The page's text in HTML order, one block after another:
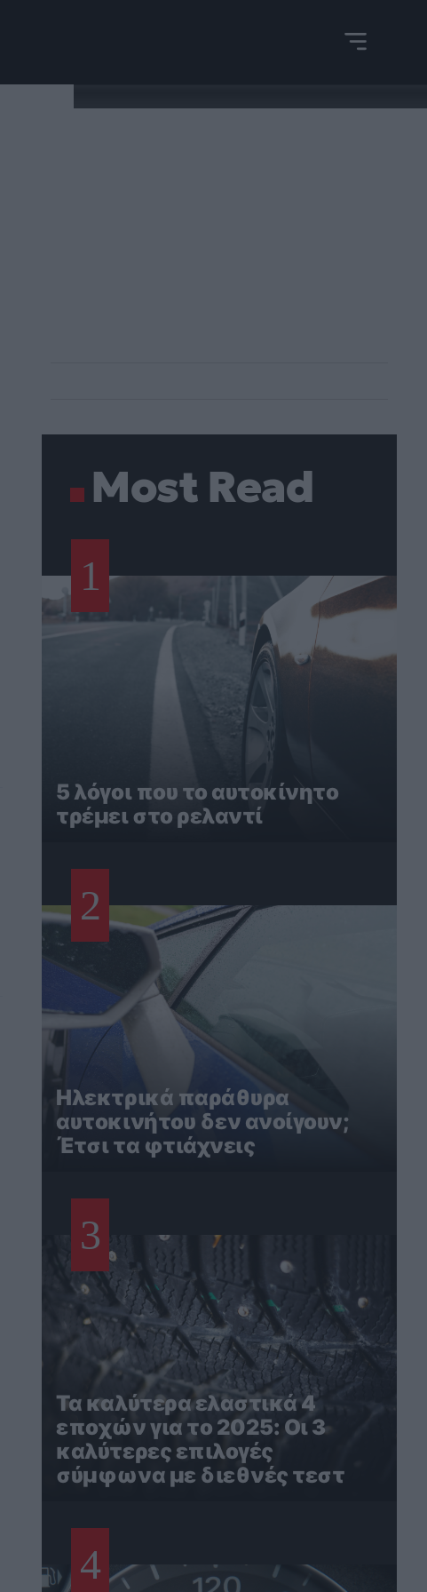
Most Read
1
5 λόγοι που το αυτοκίνητο
τρέμει στο ρελαντί
2
Ηλεκτρικά παράθυρα
αυτοκινήτου δεν ανοίγουν;
Έτσι τα φτιάχνεις
3
Τα καλύτερα ελαστικά 4
εποχών για το 2025: Οι 3
καλύτερες επιλογές
σύμφωνα με διεθνές τεστ
4